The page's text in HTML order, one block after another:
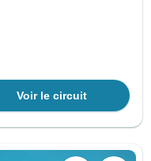
Voir le circuit